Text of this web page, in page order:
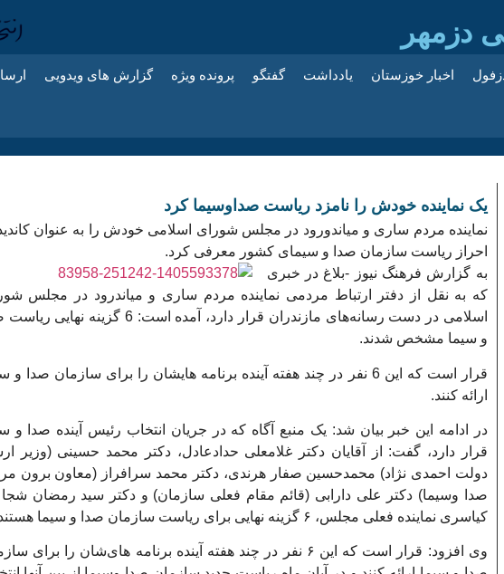
دزمهر
اخبار خوزستان یادداشت گفتگو پرونده ویژه گزارش های ویدویی
یک نماینده خودش را نامزد ریاست صداوسیما کرد
نماینده مردم ساری و میاندورود در مجلس شورای اسلامی خودش را به عنوان
احراز ریاست سازمان صدا و سیمای کشور معرفی کرد.
به گزارش فرهنگ نیوز -بلاغ در خبری
که به نقل از دفتر ارتباط مردمی نماینده مردم ساری و میاندرود در مجلس
اسلامی در دست رسانه‌های مازندران قرار دارد، آمده است: 6 گزینه
و سیما مشخص شدند.
قرار است که این 6 نفر در چند هفته آینده برنامه هایشان را برای سازمان صدا و
ارائه کنند.
در ادامه این خبر بیان شد: یک منبع آگاه که در جریان انتخاب رئیس آینده صدا و
قرار دارد، گفت: از آقایان دکتر غلامعلی حدادعادل، دکتر محمد حسینی (وزیر
دولت احمدی نژاد) محمدحسین صفار هرندی، دکتر محمد سرافراز (معاون برون
صدا وسیما) دکتر علی دارابی (قائم مقام فعلی سازمان) و دکتر سید رمضان
کیاسری نماینده فعلی مجلس، ۶ گزینه نهایی برای ریاست سازمان صدا و سیما هستند.
وی افزود: قرار است که این ۶ نفر در چند هفته آینده برنامه های‌شان را برای